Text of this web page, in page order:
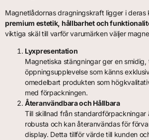
Magnetlådornas dragningskraft ligger i deras
premium estetik, hållbarhet och
viktiga skäl till varför varumärken väljer
Lyxpresentation
Magnetiska stängningar ger en smidig,
öppningsupplevelse som känns
omedelbart produkten som
med förpackningen.
Återanvändbara och Hållbara
Till skillnad från standardförpackningar
robusta och kan återanvändas för
display. Detta tillför värde till kunden